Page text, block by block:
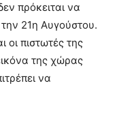
πρόκειται να
21η Αυγούστου.
πιστωτές της
της χώρας
να